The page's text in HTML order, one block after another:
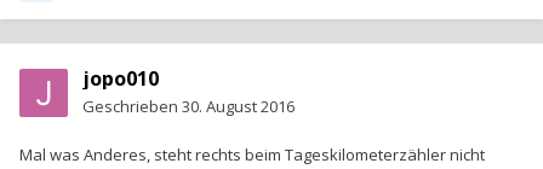
jopo010
Geschrieben 30. August 2016
Mal was Anderes, steht rechts beim Tageskilometerzähler nicht